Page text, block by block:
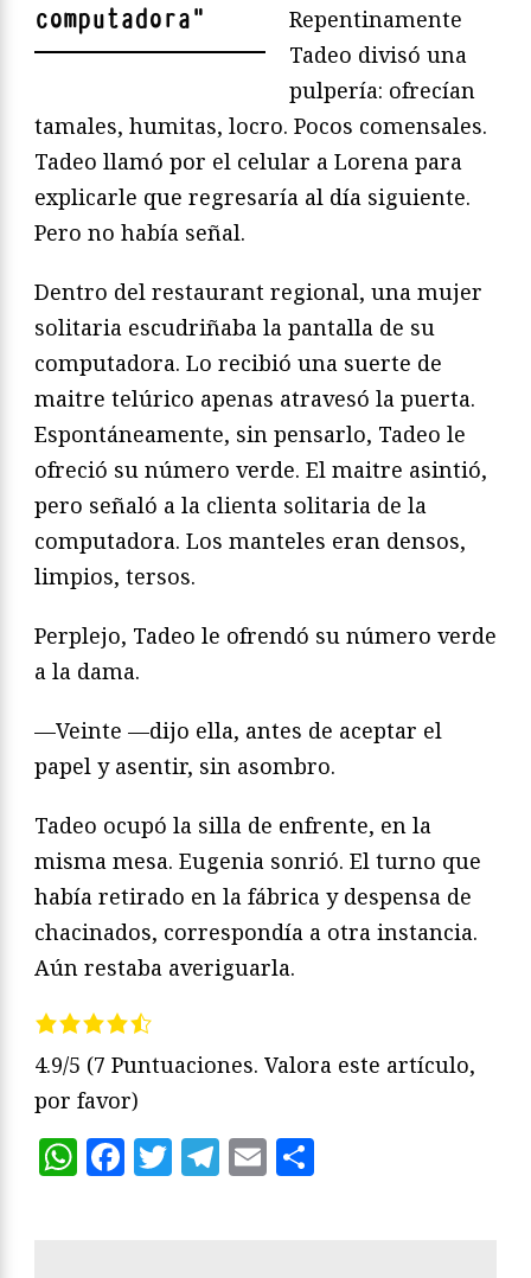
computadora"
Repentinamente
Tadeo divisó una
pulpería: ofrecían
tamales, humitas, locro. Pocos comensales.
Tadeo llamó por el celular a Lorena para
explicarle que regresaría al día siguiente.
Pero no había señal.
Dentro del restaurant regional, una mujer
solitaria escudriñaba la pantalla de su
computadora. Lo recibió una suerte de
maitre telúrico apenas atravesó la puerta.
Espontáneamente, sin pensarlo, Tadeo le
ofreció su número verde. El maitre asintió,
pero señaló a la clienta solitaria de la
computadora. Los manteles eran densos,
limpios, tersos.
Perplejo, Tadeo le ofrendó su número verde
a la dama.
—Veinte —dijo ella, antes de aceptar el
papel y asentir, sin asombro.
Tadeo ocupó la silla de enfrente, en la
misma mesa. Eugenia sonrió. El turno que
había retirado en la fábrica y despensa de
chacinados, correspondía a otra instancia.
Aún restaba averiguarla.
4.9/5 (7 Puntuaciones. Valora este artículo,
por favor)
WhatsApp
Facebook
Twitter
Telegram
Email